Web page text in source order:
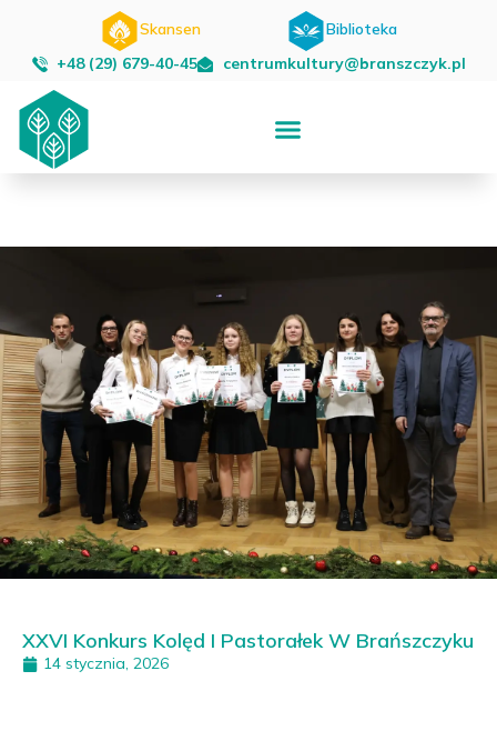
Skansen
Biblioteka
+48 (29) 679-40-45
centrumkultury@branszczyk.pl
XXVI Konkurs Kolęd I Pastorałek W Brańszczyku
14 stycznia, 2026